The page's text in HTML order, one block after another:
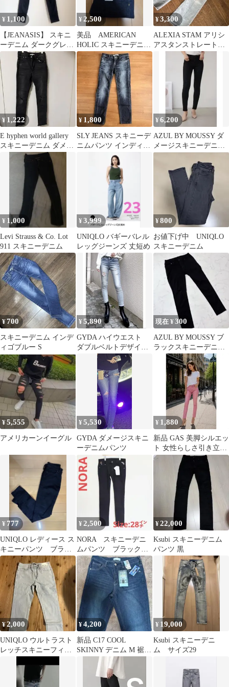
¥ 1,100
【JEANASIS】 スキニ
ーデニム ダークグレー
sサイズ
¥ 2,500
美品 AMERICAN
HOLIC スキニーデニム
M
¥3,300
ALEXIA STAM アリシ
アスタンストレートデ
ニム美品Mサイズ
¥ 1,222
E hyphen world gallery
スキニーデニム ダメー
¥ 1,800
SLY JEANS スキニーデ
ニムパンツ インディ
ゴ ローライズデニム
¥6,200
AZUL BY MOUSSY ダ
メージスキニーデニム
ブラック
¥ 1,000
Levi Strauss & Co. Lot
911 スキニーデニム
¥3,999
UNIQLO バギーバレル
レッグジーンズ 丈短め
¥800
お値下げ中 UNIQLO
スキニーデニム
¥700
スキニーデニム インデ
ィゴブルー S
¥5,890
GYDA ハイウエスト
ダブルベルトデザイン
スキニーデニムパンツ
現在 ¥300
AZUL BY MOUSSY ブ
ラックスキニーデニム
M ダメージ加工 黒パン
¥5,555
アメリカーンイーグル
¥5,530
GYDA ダメージスキニ
ーデニムパンツ
¥ 1,880
新品 GAS 美脚シルエッ
ト 女性らしさ引き立つ
ピンク スキニー デニム
¥ 777
UNIQLO レディース ス
キニーパンツ ブラッ
ク 28(71cm)
¥2,500
NORA スキニーデニ
ムパンツ ブラック
サイズ28インチ タグ
付き新品
¥22,000
Ksubi スキニーデニム
パンツ 黒
¥2,000
UNIQLO ウルトラスト
レッチスキニーフィッ
げ可能
¥4,200
新品 C17 COOL
SKINNY デニム M 裾直
し 股下69 濃色ブルー
¥ 19,000
Ksubi スキニーデニ
ム サイズ29